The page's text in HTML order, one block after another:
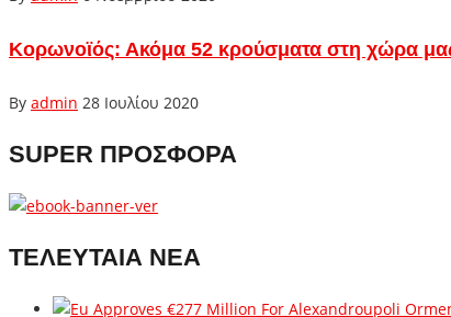
Κορωνοϊός: Ακόμα 52 κρούσματα στη χώρα μας
By admin 28 Ιουλίου 2020
SUPER ΠΡΟΣΦΟΡΑ
ΤΕΛΕΥΤΑΙΑ ΝΕΑ